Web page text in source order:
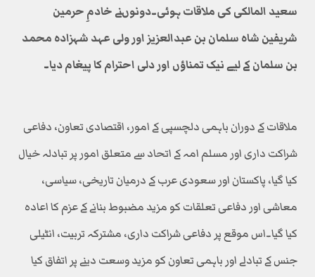
سعید المالکی کی ملاقات ہوئی۔دونوںنے خادمِ حرمین
شریفین شاہ سلمان بن عبدالعزیز اور ولی عہد شہزادہ محمد
بن سلمان کے لیے نیک تمناؤں اور دلی احترام کا پیغام دیا۔
ملاقات کے دوران باہمی دلچسپی کے امور، اقتصادی تعاون، دفاعی
شراکت داری اور مسلم امہ کے اتحاد سے متعلق امور پر تبادلہ خیال
کیا گیا، پاکستان اور سعودی عرب کے درمیان تاریخی، سیاسی،
معاشی اور دفاعی تعلقات کو مزید مضبوط بنانے کے عزم کا اعادہ
کیا گیا۔اس موقع پر دفاعی شراکت داری، مشترکہ تربیت، انٹیلی
جنس کے تبادلے اور باہمی تعاون کو مزید وسعت دینے پر اتفاق کیا